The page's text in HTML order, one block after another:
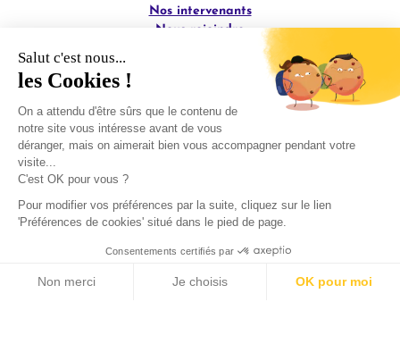
Nos intervenants
Nous rejoindre
Devenir intervenant·e
Nos prochains évènements
La boîte à outils climat
Blog
INFORMATIONS PRATIQUES
Certificat Qualiopi
Réglement intérieur
Livret d'accueil
Salut c'est nous...
les Cookies !
On a attendu d'être sûrs que le contenu de
notre site vous intéresse avant de vous
déranger, mais on aimerait bien vous accompagner pendant votre
visite...
C'est OK pour vous ?
Pour modifier vos préférences par la suite, cliquez sur le lien
'Préférences de cookies' situé dans le pied de page.
Consentements certifiés par
Non merci Je choisis OK pour moi